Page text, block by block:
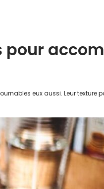
eux aussi. Leur texture